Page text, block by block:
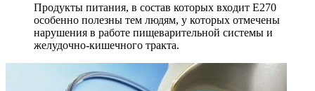
Продукты питания, в состав которых входит Е270
особенно полезны тем людям, у которых отмечены
нарушения в работе пищеварительной системы и
желудочно-кишечного тракта.